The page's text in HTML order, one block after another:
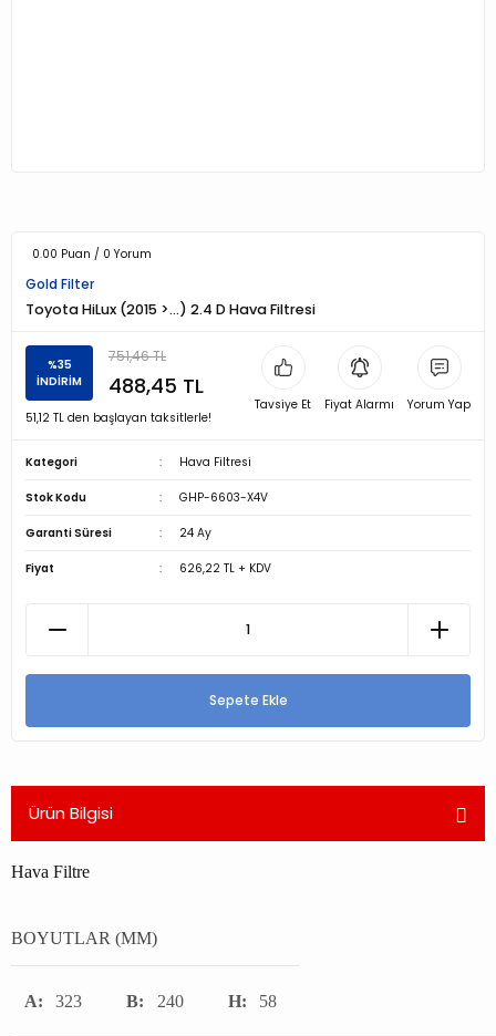
0.00 Puan / 0 Yorum
Gold Filter
Toyota HiLux (2015 >...) 2.4 D Hava Filtresi
%35
İNDİRİM
751,46 TL
488,45 TL
51,12 TL den başlayan taksitlerle!
Tavsiye Et Fiyat Alarmı Yorum Yap
Kategori Hava Filtresi
Stok Kodu GHP-6603-X4V
Garanti Süresi 24 Ay
Fiyat 626,22 TL + KDV
Sepete Ekle
Ürün Bilgisi
Hava Filtre
BOYUTLAR (MM)
A: 323 B: 240 H: 58